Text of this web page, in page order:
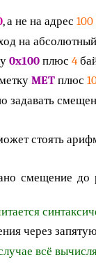
, а не на адрес 100
на
0x100плюс 4
METплюс
задавать
стоять
смещение до
через
всё